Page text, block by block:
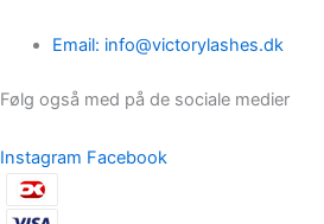
Email: info@victorylashes.dk
Følg også med på de sociale medier
Instagram Facebook